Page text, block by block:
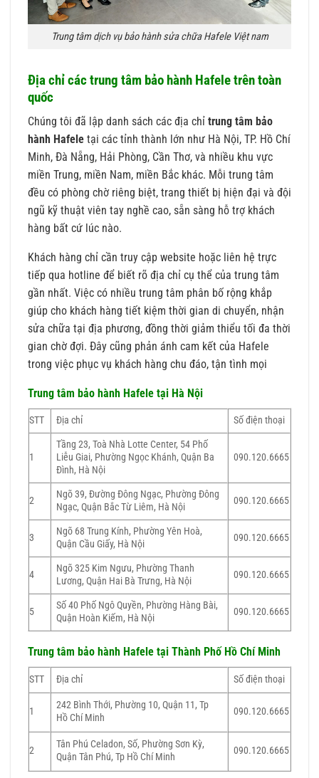
Trung tâm dịch vụ bảo hành sửa chữa Hafele Việt nam
Địa chỉ các trung tâm bảo hành Hafele trên toàn
quốc
Chúng tôi đã lập danh sách các địa chỉ trung tâm bảo
hành Hafele tại các tỉnh thành lớn như Hà Nội, TP. Hồ Chí
Minh, Đà Nẵng, Hải Phòng, Cần Thơ, và nhiều khu vực
miền Trung, miền Nam, miền Bắc khác. Mỗi trung tâm
đều có phòng chờ riêng biệt, trang thiết bị hiện đại và đội
ngũ kỹ thuật viên tay nghề cao, sẵn sàng hỗ trợ khách
hàng bất cứ lúc nào.
Khách hàng chỉ cần truy cập website hoặc liên hệ trực
tiếp qua hotline để biết rõ địa chỉ cụ thể của trung tâm
gần nhất. Việc có nhiều trung tâm phân bố rộng khắp
giúp cho khách hàng tiết kiệm thời gian di chuyển, nhận
sửa chữa tại địa phương, đồng thời giảm thiểu tối đa thời
gian chờ đợi. Đây cũng phản ánh cam kết của Hafele
trong việc phục vụ khách hàng chu đáo, tận tình mọi
Trung tâm bảo hành Hafele tại Hà Nội
STT Địa chỉ Số điện thoại
1
Tầng 23, Toà Nhà Lotte Center, 54 Phố
Liễu Giai, Phường Ngọc Khánh, Quận Ba
Đình, Hà Nội
090.120.6665
2
Ngõ 39, Đường Đông Ngạc, Phường Đông
Ngạc, Quận Bắc Từ Liêm, Hà Nội
090.120.6665
3
Ngõ 68 Trung Kính, Phường Yên Hoà,
Quận Cầu Giấy, Hà Nội
090.120.6665
4
Ngõ 325 Kim Ngưu, Phường Thanh
Lương, Quận Hai Bà Trưng, Hà Nội
090.120.6665
5
Số 40 Phố Ngô Quyền, Phường Hàng Bài,
Quận Hoàn Kiếm, Hà Nội
090.120.6665
Trung tâm bảo hành Hafele tại Thành Phố Hồ Chí Minh
STT Địa chỉ Số điện thoại
1
242 Bình Thới, Phường 10, Quận 11, Tp
Hồ Chí Minh
090.120.6665
2
Tân Phú Celadon, Số, Phường Sơn Kỳ,
Quận Tân Phú, Tp Hồ Chí Minh
090.120.6665